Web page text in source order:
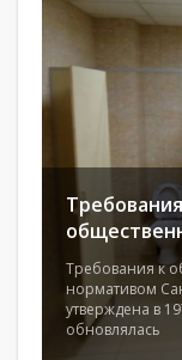
Требования к
нормативом
утверждена в
обновлялась